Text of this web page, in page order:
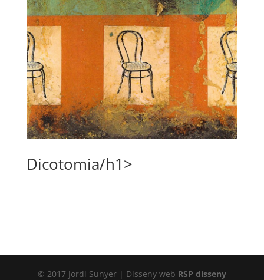
Dicotomia/h1>
© 2017 Jordi Sunyer | Disseny web RSP disseny